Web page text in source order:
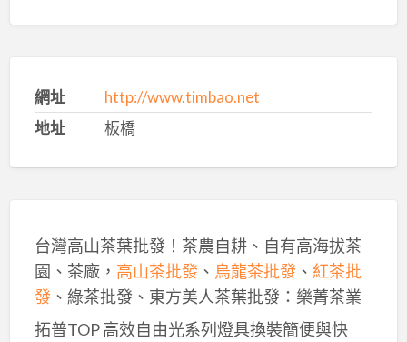
網址
http://www.timbao.net
地址
板橋
台灣高山茶葉批發！茶農自耕、自有高海拔茶
園、茶廠， 高山茶批發、 烏龍茶批發、 紅茶批
發、綠茶批發、東方美人茶葉批發：樂菁茶業
拓普TOP 高效自由光系列燈具換裝簡便與快